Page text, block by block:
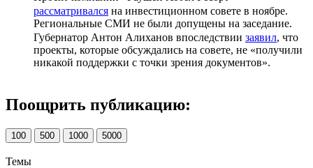
рассматривался на инвестиционном совете в ноябре.
Региональные СМИ не были допущены на заседание.
Губернатор Антон Алиханов впоследствии заявил, что
проекты, которые обсуждались на совете, не «получили
никакой поддержки с точки зрения документов».
Поощрить публикацию:
100 500 1000 5000
Темы